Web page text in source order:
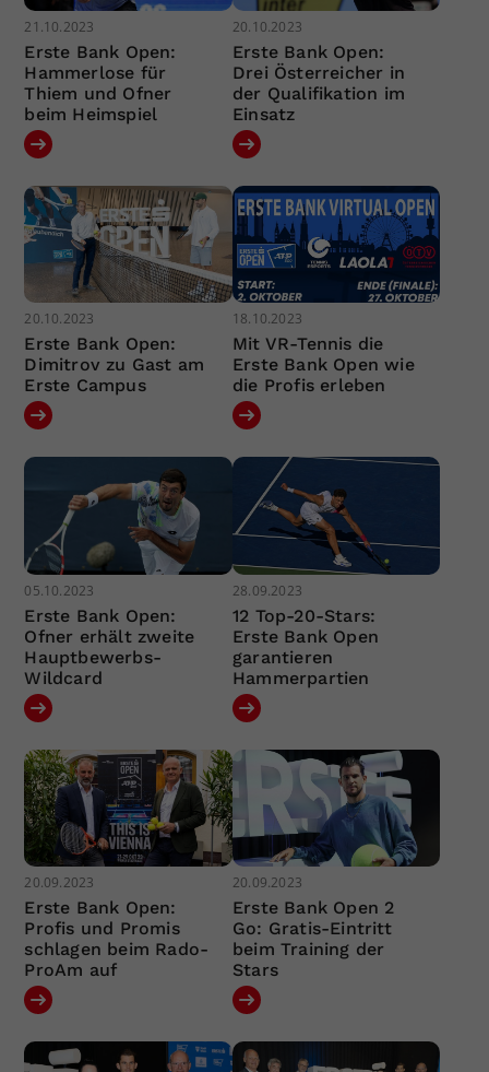
21.10.2023
Erste Bank Open:
Hammerlose für
Thiem und Ofner
beim Heimspiel
20.10.2023
Erste Bank Open:
Drei Österreicher in
der Qualifikation im
Einsatz
20.10.2023
Erste Bank Open:
Dimitrov zu Gast am
Erste Campus
18.10.2023
Mit VR-Tennis die
Erste Bank Open wie
die Profis erleben
05.10.2023
Erste Bank Open:
Ofner erhält zweite
Hauptbewerbs-
Wildcard
28.09.2023
12 Top-20-Stars:
Erste Bank Open
garantieren
Hammerpartien
20.09.2023
Erste Bank Open:
Profis und Promis
schlagen beim Rado-
ProAm auf
20.09.2023
Erste Bank Open 2
Go: Gratis-Eintritt
beim Training der
Stars